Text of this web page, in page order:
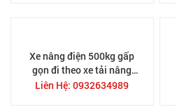
Xe nâng điện 500kg gấp
gọn đi theo xe tải nâng
cao 1,7m dễ dàng sử
Liên Hệ: 0932634989